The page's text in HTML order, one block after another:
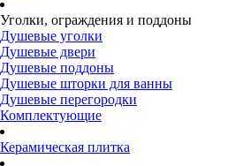
Уголки, ограждения и поддоны
Душевые уголки
Душевые двери
Душевые поддоны
Душевые шторки для ванны
Душевые перегородки
Комплектующие
Керамическая плитка